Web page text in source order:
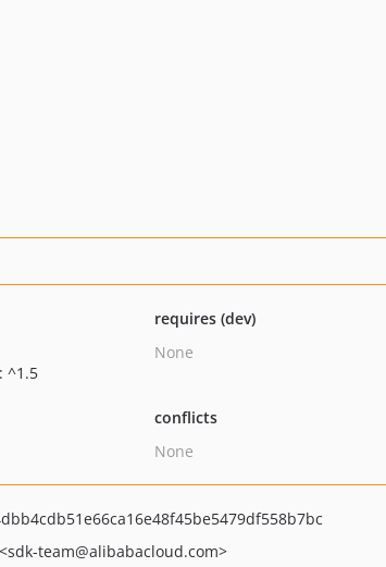
: ^1.5
requires (dev)
None
conflicts
None
<sdk-team@alibabacloud.com>